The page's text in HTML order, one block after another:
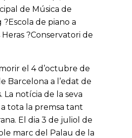
de Música de
?Escola de piano a
?Conservatori de
el 4 d’octubre de
Barcelona a l’edat de
notícia de la seva
tota la premsa tant
El dia 3 de juliol de
marc del Palau de la